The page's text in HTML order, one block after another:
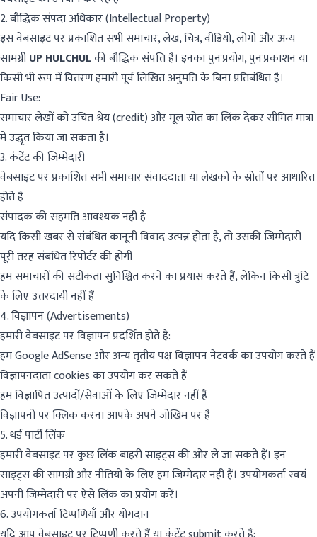
2. बौद्धिक संपदा अधिकार (Intellectual Property)
इस वेबसाइट पर प्रकाशित सभी समाचार, लेख, चित्र, वीडियो, लोगो और अन्य
सामग्रीUP HULCHULकी बौद्धिक संपत्ति है। इनका पुनःप्रयोग, पुनःप्रकाशन या
किसी भी रूप में वितरण हमारी पूर्व लिखित अनुमति के बिना प्रतिबंधित है।
Fair Use:
समाचार लेखों को उचित श्रेय (credit) और मूल स्रोत का लिंक देकर सीमित मात्रा
में उद्धृत किया जा सकता है।
3. कंटेंट की जिम्मेदारी
वेबसाइट पर प्रकाशित सभी समाचार संवाददाता या लेखकों के स्रोतों पर आधारित
होते हैं
संपादक की सहमति आवश्यक नहीं है
यदि किसी खबर से संबंधित कानूनी विवाद उत्पन्न होता है, तो उसकी जिम्मेदारी
पूरी तरह संबंधित रिपोर्टर की होगी
हम समाचारों की सटीकता सुनिश्चित करने का प्रयास करते हैं, लेकिन किसी त्रुटि
के लिए उत्तरदायी नहीं हैं
4. विज्ञापन (Advertisements)
हमारी वेबसाइट पर विज्ञापन प्रदर्शित होते हैं:
हम Google AdSense और अन्य तृतीय पक्ष विज्ञापन नेटवर्क का उपयोग करते हैं
विज्ञापनदाता cookies का उपयोग कर सकते हैं
हम विज्ञापित उत्पादों/सेवाओं के लिए जिम्मेदार नहीं हैं
विज्ञापनों पर क्लिक करना आपके अपने जोखिम पर है
5. थर्ड पार्टी लिंक
हमारी वेबसाइट पर कुछ लिंक बाहरी साइट्स की ओर ले जा सकते हैं। इन
साइट्स की सामग्री और नीतियों के लिए हम जिम्मेदार नहीं हैं। उपयोगकर्ता स्वयं
अपनी जिम्मेदारी पर ऐसे लिंक का प्रयोग करें।
6. उपयोगकर्ता टिप्पणियाँ और योगदान